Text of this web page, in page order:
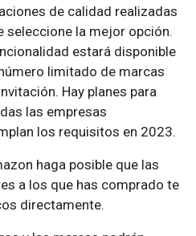
de calidad realizadas
seleccione la mejor opción.
estará disponible
limitado de marcas
Hay planes para
las empresas
los requisitos en 2023.
haga posible que las
a los que has comprado te
directamente.